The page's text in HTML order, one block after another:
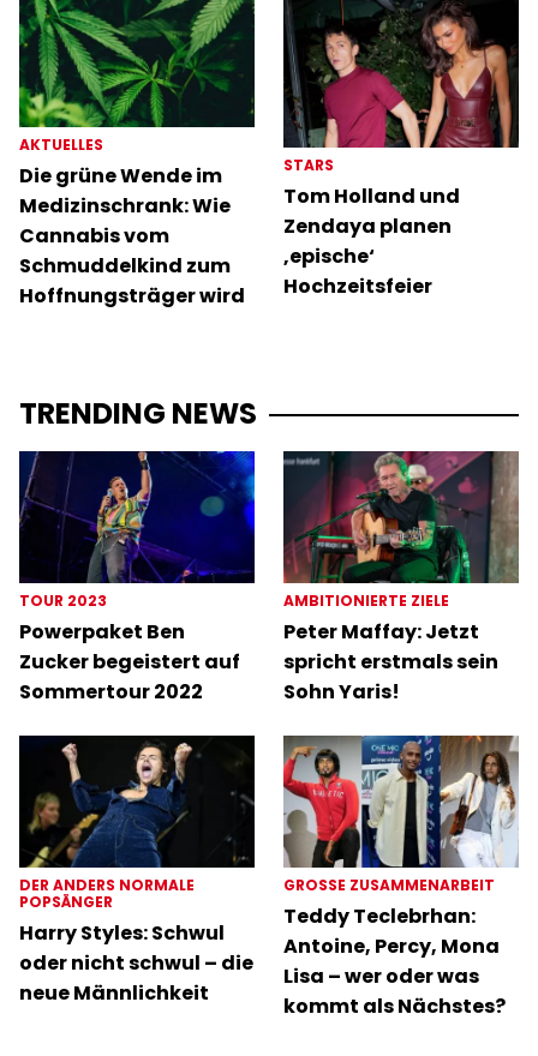
AKTUELLES
Die grüne Wende im
Medizinschrank: Wie
Cannabis vom
Schmuddelkind zum
Hoffnungsträger wird
STARS
Tom Holland und
Zendaya planen
‚epische‘
Hochzeitsfeier
TRENDING NEWS
TOUR 2023
Powerpaket Ben
Zucker begeistert auf
Sommertour 2022
AMBITIONIERTE ZIELE
Peter Maffay: Jetzt
spricht erstmals sein
Sohn Yaris!
DER ANDERS NORMALE
POPSÄNGER
Harry Styles: Schwul
oder nicht schwul – die
neue Männlichkeit
GROSSE ZUSAMMENARBEIT
Teddy Teclebrhan:
Antoine, Percy, Mona
Lisa – wer oder was
kommt als Nächstes?